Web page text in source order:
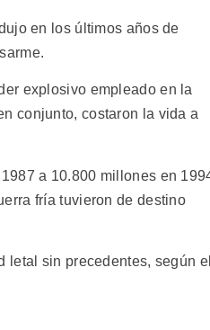
en los últimos años de
explosivo empleado en la
conjunto, costaron la vida a
a 10.800 millones en
fría tuvieron de destino
letal sin precedentes, según